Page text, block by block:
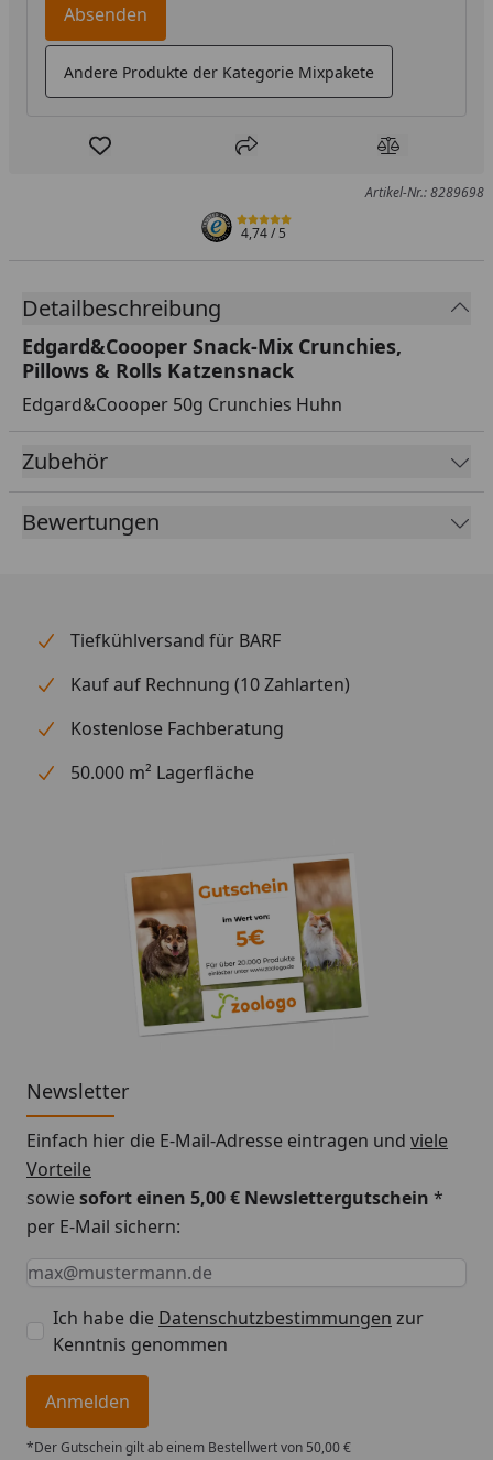
Absenden
Andere Produkte der Kategorie Mixpakete
Produkt zur Wunschliste hinzufügen
Teilen Produkt
Artikel-Nr.: 8289698
4,74/ 5
Detailbeschreibung
Edgard&Coooper Snack-Mix Crunchies,
Pillows & Rolls Katzensnack
Edgard&Coooper 50g Crunchies Huhn
Zubehör
Bewertungen
Tiefkühlversand für BARF
Kauf auf Rechnung (10 Zahlarten)
Kostenlose Fachberatung
50.000 m² Lagerfläche
Newsletter
Einfach hier die E-Mail-Adresse eintragen und viele
Vorteile
sowiesofort einen 5,00 € Newslettergutschein *
per E-Mail sichern:
Keine Eingabe erforderlich
Eingabe erforderlich
E-Mail *
Ich habe die Datenschutzbestimmungen zur
Kenntnis genommen
Anmelden
*Der Gutschein gilt ab einem Bestellwert von 50,00 €